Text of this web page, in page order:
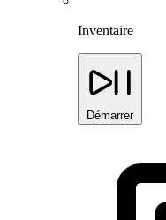
Inventaire
Démarrer